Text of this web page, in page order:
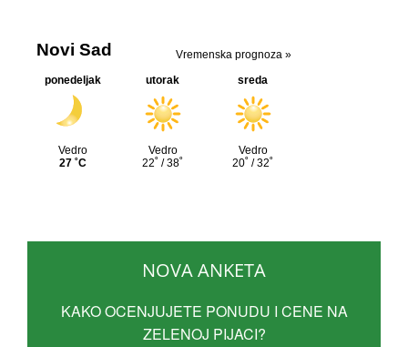
NOVA ANKETA
KAKO OCENJUJETE PONUDU I CENE NA
ZELENOJ PIJACI?